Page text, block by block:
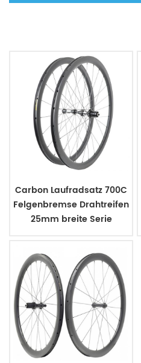
Carbon Laufradsatz 700C
Felgenbremse Drahtreifen
25mm breite Serie